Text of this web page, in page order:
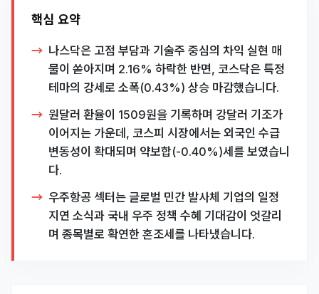
핵심 요약
나스닥은 고점 부담과 기술주 중심의 차익 실현 매
물이 쏟아지며 2.16% 하락한 반면, 코스닥은 특정
테마의 강세로 소폭(0.43%) 상승 마감했습니다.
원달러 환율이 1509원을 기록하며 강달러 기조가
이어지는 가운데, 코스피 시장에서는 외국인 수급
변동성이 확대되며 약보합(-0.40%)세를 보였습니
다.
우주항공 섹터는 글로벌 민간 발사체 기업의 일정
지연 소식과 국내 우주 정책 수혜 기대감이 엇갈리
며 종목별로 확연한 혼조세를 나타냈습니다.